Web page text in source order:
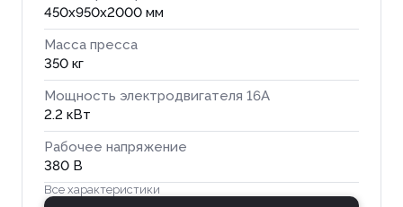
450x950x2000 мм
Масса пресса
350 кг
Мощность электродвигателя 16А
2.2 кВт
Рабочее напряжение
380 В
Все характеристики